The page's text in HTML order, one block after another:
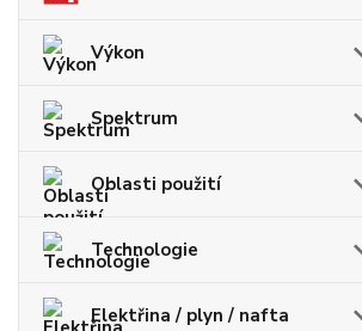
Výkon
Spektrum
Oblasti použití
Technologie
Elektřina / plyn / nafta